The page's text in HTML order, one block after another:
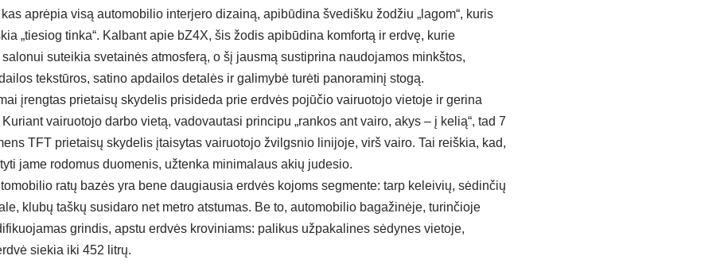
kas aprėpia visą automobilio interjero dizainą, apibūdina švedišku žodžiu „lagom“, kuris
„tiesiog tinka“. Kalbant apie bZ4X, šis žodis apibūdina komfortą ir erdvę, kurie
suteikia svetainės atmosferą, o šį jausmą sustiprina naudojamos minkštos,
tekstūros, satino apdailos detalės ir galimybė turėti panoraminį stogą.
įrengtas prietaisų skydelis prisideda prie erdvės pojūčio vairuotojo vietoje ir gerina
vairuotojo darbo vietą, vadovautasi principu „rankos ant vairo, akys – į kelią“, tad 7
TFT prietaisų skydelis įtaisytas vairuotojo žvilgsnio linijoje, virš vairo. Tai reiškia, kad,
jame rodomus duomenis, užtenka minimalaus akių judesio.
ratų bazės yra bene daugiausia erdvės kojoms segmente: tarp keleivių, sėdinčių
klubų taškų susidaro net metro atstumas. Be to, automobilio bagažinėje, turinčioje
grindis, apstu erdvės kroviniams: palikus užpakalines sėdynes vietoje,
siekia iki 452 litrų.